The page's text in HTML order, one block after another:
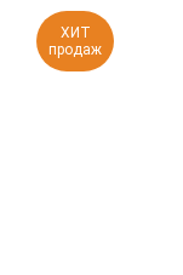
ХИТ
продаж